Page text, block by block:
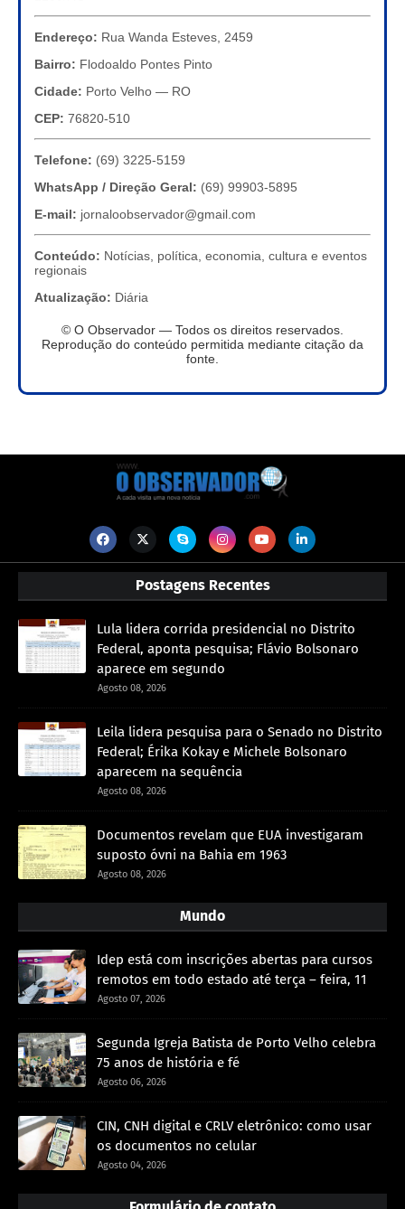
Endereço: Rua Wanda Esteves, 2459
Bairro: Flodoaldo Pontes Pinto
Cidade: Porto Velho — RO
CEP: 76820-510
Telefone: (69) 3225-5159
WhatsApp / Direção Geral: (69) 99903-5895
E-mail: jornaloobservador@gmail.com
Conteúdo: Notícias, política, economia, cultura e eventos
regionais
Atualização: Diária
© O Observador — Todos os direitos reservados.
Reprodução do conteúdo permitida mediante citação da
fonte.
Postagens Recentes
Lula lidera corrida presidencial no Distrito
Federal, aponta pesquisa; Flávio Bolsonaro
aparece em segundo
Agosto 08, 2026
Leila lidera pesquisa para o Senado no Distrito
Federal; Érika Kokay e Michele Bolsonaro
aparecem na sequência
Agosto 08, 2026
Documentos revelam que EUA investigaram
suposto óvni na Bahia em 1963
Agosto 08, 2026
Mundo
Idep está com inscrições abertas para cursos
remotos em todo estado até terça – feira, 11
Agosto 07, 2026
Segunda Igreja Batista de Porto Velho celebra
75 anos de história e fé
Agosto 06, 2026
CIN, CNH digital e CRLV eletrônico: como usar
os documentos no celular
Agosto 04, 2026